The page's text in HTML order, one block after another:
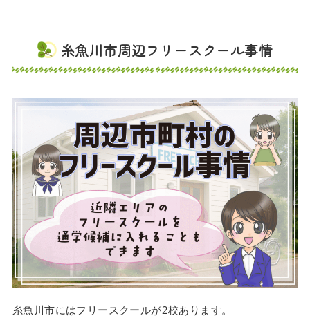
糸魚川市周辺フリースクール事情
糸魚川市にはフリースクールが2校あります。